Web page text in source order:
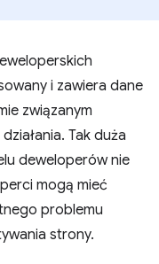
i zawiera dane
związanym
Tak duża
deweloperów nie
mogą mieć
problemu
strony.